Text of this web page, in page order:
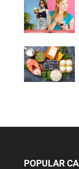
POPULAR